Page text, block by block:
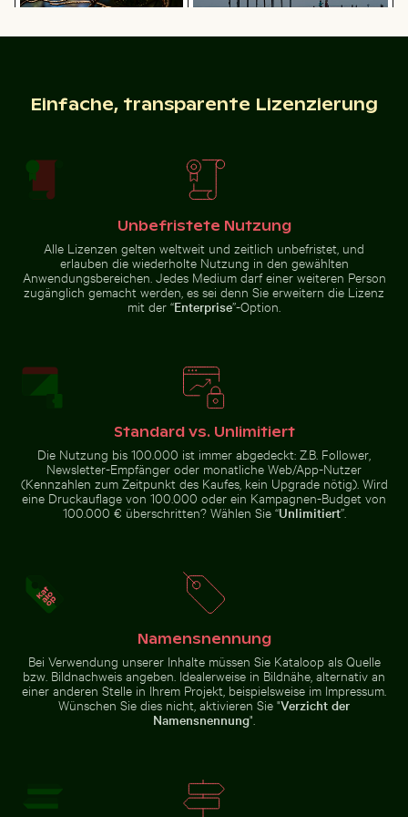
Modernes
Schwalbenschwanz auf rosa Kleeblüte
Junge Pflanze wächst in rissigem Boden
Junge Pflanze wächst in rissigem Boden
Nahaufnahme
Dramatischer Blitzschlag über ländlicher Landschaft
Panoramablick auf das
Mangrovenbaum im Yum Balam Flora und Fauna
Flora und Fauna Schutzgebiet
Schnee bedecktes
Schnee bedecktes Warnschild
auf der Straße
Luftaufnahme von Mandraki auf der Insel Nisyros
Luftaufnahme von Mandraki auf der Insel Nisyros
Nahaufnahme von frischen grünen Blättern mit
Einfache, transparente Lizenzierung
Unbefristete Nutzung
Alle Lizenzen gelten weltweit und zeitlich unbefristet, und
erlauben die wiederholte Nutzung in den gewählten
Anwendungsbereichen. Jedes Medium darf einer weiteren Person
zugänglich gemacht werden, es sei denn Sie erweitern die Lizenz
mit der “Enterprise”-Option.
Standard vs. Unlimitiert
Die Nutzung bis 100.000 ist immer abgedeckt: Z.B. Follower,
Newsletter-Empfänger oder monatliche Web/App-Nutzer
(Kennzahlen zum Zeitpunkt des Kaufes, kein Upgrade nötig). Wird
eine Druckauflage von 100.000 oder ein Kampagnen-Budget von
100.000 € überschritten? Wählen Sie “Unlimitiert”.
Namensnennung
Bei Verwendung unserer Inhalte müssen Sie Kataloop als Quelle
bzw. Bildnachweis angeben. Idealerweise in Bildnähe, alternativ an
einer anderen Stelle in Ihrem Projekt, beispielsweise im Impressum.
Wünschen Sie dies nicht, aktivieren Sie "Verzicht der
Namensnennung".